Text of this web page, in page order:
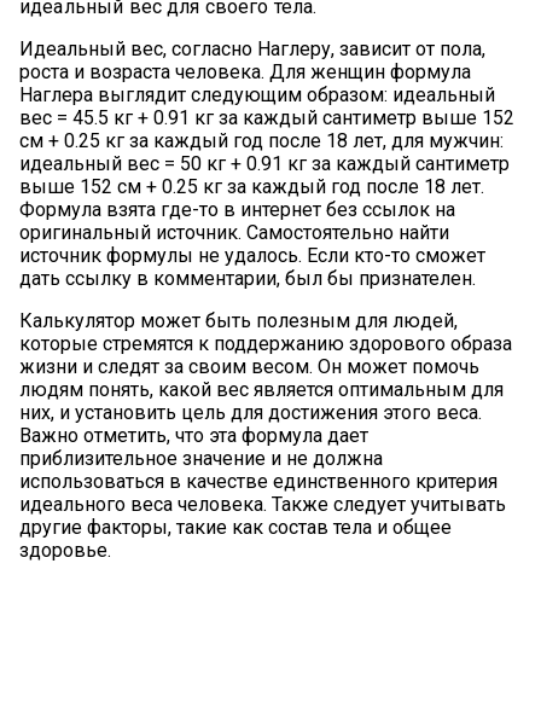
идеальный вес для своего тела.
Идеальный вес, согласно Наглеру, зависит от пола,
роста и возраста человека. Для женщин формула
Наглера выглядит следующим образом: идеальный
вес = 45.5 кг + 0.91 кг за каждый сантиметр выше 152
см + 0.25 кг за каждый год после 18 лет, для мужчин:
идеальный вес = 50 кг + 0.91 кг за каждый сантиметр
выше 152 см + 0.25 кг за каждый год после 18 лет.
Формула взята где-то в интернет без ссылок на
оригинальный источник. Самостоятельно найти
источник формулы не удалось. Если кто-то сможет
дать ссылку в комментарии, был бы признателен.
Калькулятор может быть полезным для людей,
которые стремятся к поддержанию здорового образа
жизни и следят за своим весом. Он может помочь
людям понять, какой вес является оптимальным для
них, и установить цель для достижения этого веса.
Важно отметить, что эта формула дает
приблизительное значение и не должна
использоваться в качестве единственного критерия
идеального веса человека. Также следует учитывать
другие факторы, такие как состав тела и общее
здоровье.